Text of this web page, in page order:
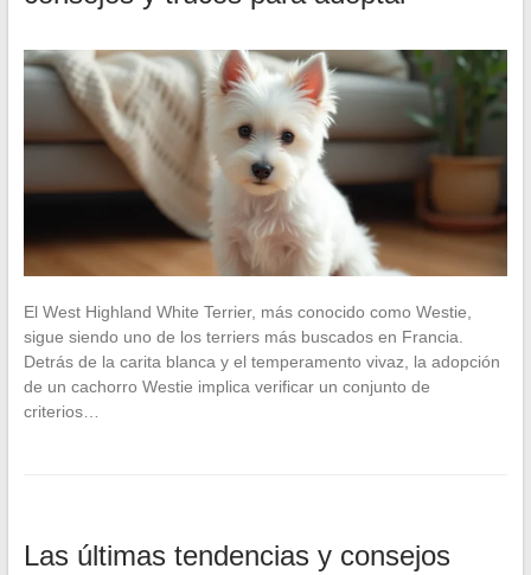
El West Highland White Terrier, más conocido como Westie,
sigue siendo uno de los terriers más buscados en Francia.
Detrás de la carita blanca y el temperamento vivaz, la adopción
de un cachorro Westie implica verificar un conjunto de
criterios…
Las últimas tendencias y consejos